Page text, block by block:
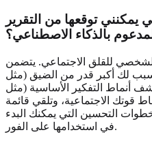
يمكنني توقعها من التقرير
بالذكاء الاصطناعي؟
للقلق الاجتماعي. يتضمن
لك أكبر قدر من الضيق (مثل
أنماط التفكير الأساسية (مثل
قوتك الاجتماعية، وتلقي قائمة
التحسين التي يمكنك البدء
في استخدامها على الفور.